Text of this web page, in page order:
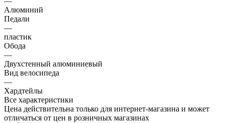
Алюминий
Педали
—
пластик
Обода
—
Двухстенный алюминиевый
Вид велосипеда
—
Хардтейлы
Все характеристики
Цена действительна только для интернет-магазина и может
отличаться от цен в розничных магазинах